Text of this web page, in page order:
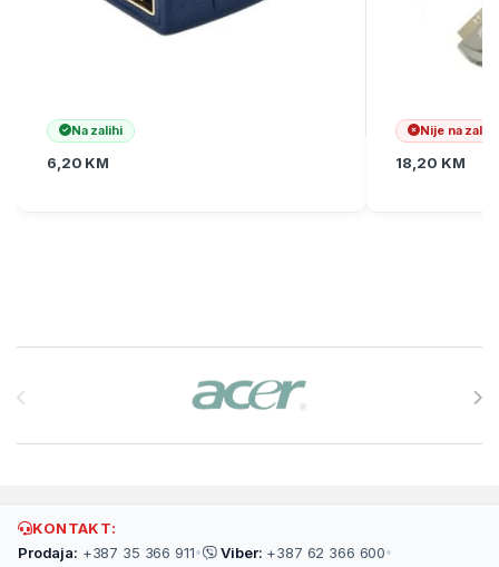
Na zalihi
6,20 KM
Nije na zalihi
18,20 KM
KONTAKT:
Prodaja: +387 35 366 911• Viber: +387 62 366 600•